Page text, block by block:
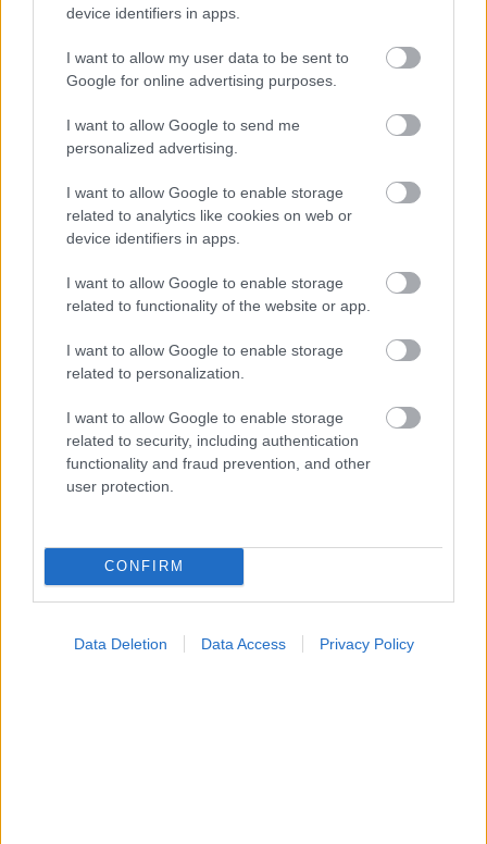
device identifiers in apps.
I want to allow my user data to be sent to
Google for online advertising purposes.
I want to allow Google to send me
personalized advertising.
I want to allow Google to enable storage
related to analytics like cookies on web or
device identifiers in apps.
I want to allow Google to enable storage
related to functionality of the website or app.
I want to allow Google to enable storage
related to personalization.
I want to allow Google to enable storage
related to security, including authentication
functionality and fraud prevention, and other
user protection.
CONFIRM
Data Deletion Data Access Privacy Policy
Η UNI-PHARMA στις 6 Growth Winner στα
βραβεία Growth Awards
Διακρίθηκε για τις εξαιρετικές επιδόσεις της έχοντας
αξιολογηθεί συνολικά σε ποικίλους σημαντικούς
επιχειρηματικούς και χρηματοοικονομικούς δείκτες.